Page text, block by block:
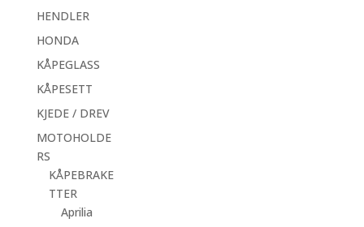
HENDLER
HONDA
KÅPEGLASS
KÅPESETT
KJEDE / DREV
MOTOHOLDE
RS
KÅPEBRAKE
TTER
Aprilia